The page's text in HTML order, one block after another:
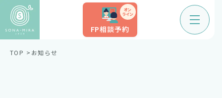
FP相談予約
オン
ライン
TOP お知らせ